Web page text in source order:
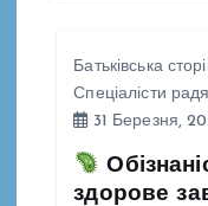
Батьківська
Спеціалісти
31 Березня,
здорове